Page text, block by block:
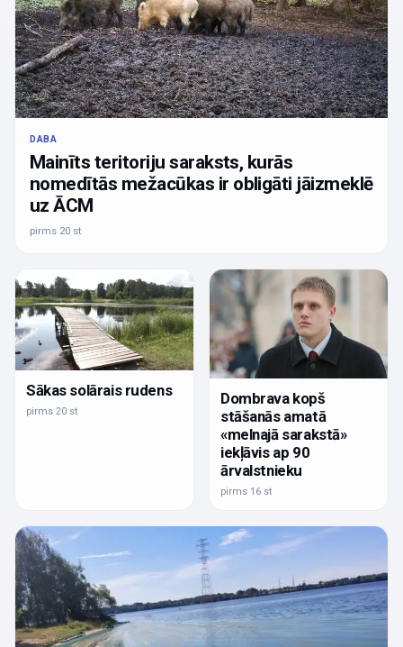
DABA
Mainīts teritoriju saraksts, kurās
nomedītās mežacūkas ir obligāti jāizmeklē
uz ĀCM
pirms 20 st
Sākas solārais rudens
pirms 20 st
Dombrava kopš
stāšanās amatā
«melnajā sarakstā»
iekļāvis ap 90
ārvalstnieku
pirms 16 st